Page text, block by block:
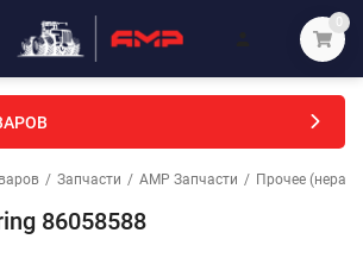
0
/ Запчасти / АМР Запчасти / Прочее
86058588